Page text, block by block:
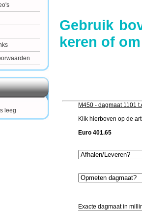
leeg
Gebruik
keren of
M450 - dagmaat 1101
Klik hierboven op de
Euro 401.65
Exacte dagmaat in